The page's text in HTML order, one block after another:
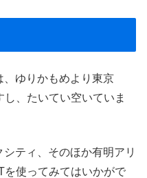
、ゆりかもめより東京
、たいてい空いていま
ティ、そのほか有明アリ
を使ってみてはいかがで